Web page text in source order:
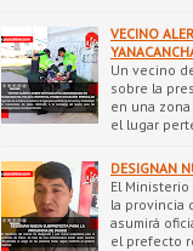
VECINO
Un vecino
sobre la
en una
el lugar
DESIGNAN
El
la provincia
asumirá
el prefecto